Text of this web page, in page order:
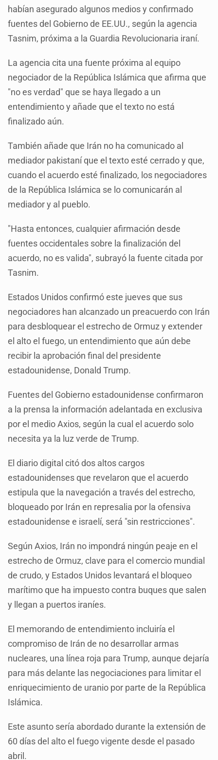
habían asegurado algunos medios y confirmado
fuentes del Gobierno de EE.UU., según la agencia
Tasnim, próxima a la Guardia Revolucionaria iraní.
La agencia cita una fuente próxima al equipo
negociador de la República Islámica que afirma que
"no es verdad" que se haya llegado a un
entendimiento y añade que el texto no está
finalizado aún.
También añade que Irán no ha comunicado al
mediador pakistaní que el texto esté cerrado y que,
cuando el acuerdo esté finalizado, los negociadores
de la República Islámica se lo comunicarán al
mediador y al pueblo.
"Hasta entonces, cualquier afirmación desde
fuentes occidentales sobre la finalización del
acuerdo, no es valida", subrayó la fuente citada por
Tasnim.
Estados Unidos confirmó este jueves que sus
negociadores han alcanzado un preacuerdo con Irán
para desbloquear el estrecho de Ormuz y extender
el alto el fuego, un entendimiento que aún debe
recibir la aprobación final del presidente
estadounidense, Donald Trump.
Fuentes del Gobierno estadounidense confirmaron
a la prensa la información adelantada en exclusiva
por el medio Axios, según la cual el acuerdo solo
necesita ya la luz verde de Trump.
El diario digital citó dos altos cargos
estadounidenses que revelaron que el acuerdo
estipula que la navegación a través del estrecho,
bloqueado por Irán en represalia por la ofensiva
estadounidense e israelí, será "sin restricciones".
Según Axios, Irán no impondrá ningún peaje en el
estrecho de Ormuz, clave para el comercio mundial
de crudo, y Estados Unidos levantará el bloqueo
marítimo que ha impuesto contra buques que salen
y llegan a puertos iraníes.
El memorando de entendimiento incluiría el
compromiso de Irán de no desarrollar armas
nucleares, una línea roja para Trump, aunque dejaría
para más delante las negociaciones para limitar el
enriquecimiento de uranio por parte de la República
Islámica.
Este asunto sería abordado durante la extensión de
60 días del alto el fuego vigente desde el pasado
abril.